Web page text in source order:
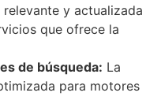
y actualizada
que ofrece la
de búsqueda: La
para motores